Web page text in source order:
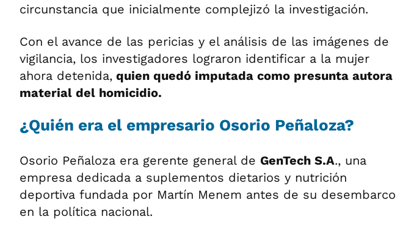
circunstancia que inicialmente complejizó la investigación.
Con el avance de las pericias y el análisis de las imágenes de
vigilancia, los investigadores lograron identificar a la mujer
ahora detenida, quien quedó imputada como presunta autora
material del homicidio.
¿Quién era el empresario Osorio Peñaloza?
Osorio Peñaloza era gerente general de GenTech S.A., una
empresa dedicada a suplementos dietarios y nutrición
deportiva fundada por Martín Menem antes de su desembarco
en la política nacional.